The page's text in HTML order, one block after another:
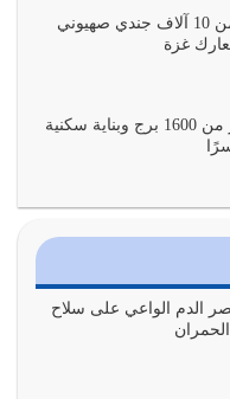
أن تكون نقاط الضعف
أخرجت للناس بالنهوض
لآرائنا وأهوائنا
صحيفة هآرتس: أكثر من 10 آلاف جندي صهيوني
غزة
غزة: تدمير كامل لأكثر من 1600 برج وبناية سكنية
الدم الواعي على سلاح